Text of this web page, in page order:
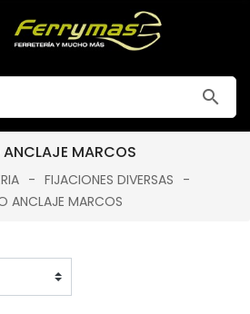
search
MARCOS
FIJACIONES DIVERSAS
ANCLAJE MARCOS